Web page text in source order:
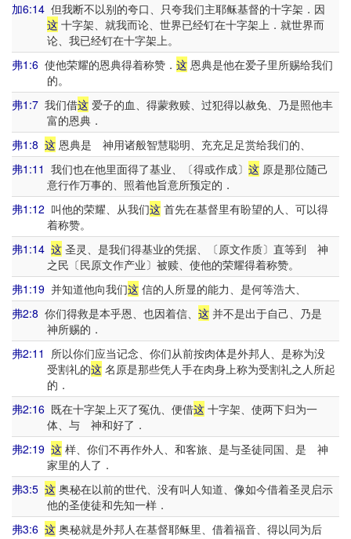
加6:14 但我断不以别的夸口、只夸我们主耶稣基督的十字架．因
这十字架、就我而论、世界已经钉在十字架上．就世界而
论、我已经钉在十字架上。
弗1:6 使他荣耀的恩典得着称赞． 这 恩典是他在爱子里所赐给我们
的。
弗1:7 我们借这 爱子的血、得蒙救赎、过犯得以赦免、乃是照他丰
富的恩典．
弗1:8 这 恩典是 神用诸般智慧聪明、充充足足赏给我们的、
弗1:11 我们也在他里面得了基业、〔得或作成〕 这 原是那位随己
意行作万事的、照着他旨意所预定的．
弗1:12 叫他的荣耀、从我们这 首先在基督里有盼望的人、可以得
着称赞。
弗1:14 这 圣灵、是我们得基业的凭据、〔原文作质〕直等到 神
之民〔民原文作产业〕被赎、使他的荣耀得着称赞。
弗1:19 并知道他向我们这 信的人所显的能力、是何等浩大、
弗2:8 你们得救是本乎恩、也因着信、 这 并不是出于自己、乃是
神所赐的．
弗2:11 所以你们应当记念、你们从前按肉体是外邦人、是称为没
受割礼的这名原是那些凭人手在肉身上称为受割礼之人所起
的．
弗2:16 既在十字架上灭了冤仇、便借这 十字架、使两下归为一
体、与 神和好了．
弗2:19 这 样、你们不再作外人、和客旅、是与圣徒同国、是 神
家里的人了．
弗3:5 这 奥秘在以前的世代、没有叫人知道、像如今借着圣灵启示
他的圣使徒和先知一样．
弗3:6 这 奥秘就是外邦人在基督耶稣里、借着福音、得以同为后